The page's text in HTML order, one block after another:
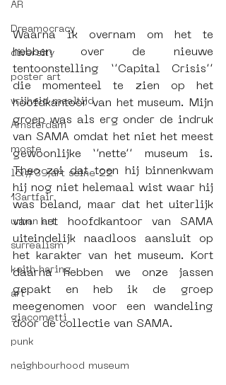
AR
Dreamocracy
diversity
poster art
vrijheid maaltijd
Amsterdam
moste
l&#39;art seine 22
13artfair
urban art
surrealism
keith haring
art
giacometti
punk
neighbourhood museum
Waarna ik overnam om het te
hebben over de nieuwe
tentoonstelling ‘’Capital Crisis’’
die momenteel te zien op het
hoofdkantoor van het museum. Mijn
groep was als erg onder de indruk
van SAMA omdat het niet het meest
gewoonlijke ‘’nette’’ museum is.
Theo zei dat toen hij binnenkwam
hij nog niet helemaal wist waar hij
was beland, maar dat het uiterlijk
van het hoofdkantoor van SAMA
uiteindelijk naadloos aansluit op
het karakter van het museum. Kort
daarna hebben we onze jassen
gepakt en heb ik de groep
meegenomen voor een wandeling
door de collectie van SAMA.